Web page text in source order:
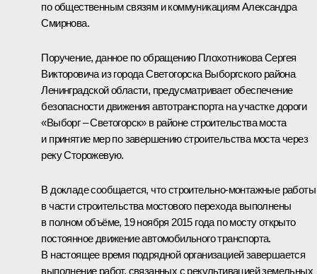
по общественным связям и коммуникациям Александра
Смирнова.
Поручение, данное по обращению Плохотникова Сергея
Викторовича из города Светогорска Выборгского района
Ленинградской области, предусматривает обеспечение
безопасности движения автотранспорта на участке дороги
«Выборг – Светогорск» в районе строительства моста
и принятие мер по завершению строительства моста через
реку Сторожевую.
В докладе сообщается, что строительно-монтажные работы
в части строительства мостового перехода выполнены
в полном объёме, 19 ноября 2015 года по мосту открыто
постоянное движение автомобильного транспорта.
В настоящее время подрядной организацией завершается
выполнение работ, связанных с рекультивацией земельных